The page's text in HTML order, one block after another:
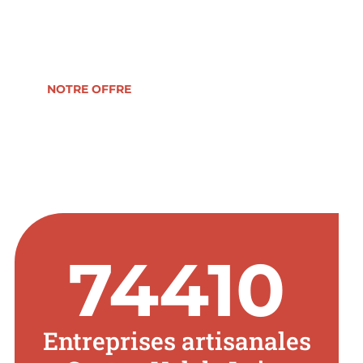
NOTRE OFFRE
74410
Entreprises artisanales